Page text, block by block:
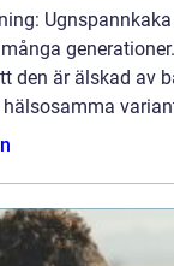
den är älskad av